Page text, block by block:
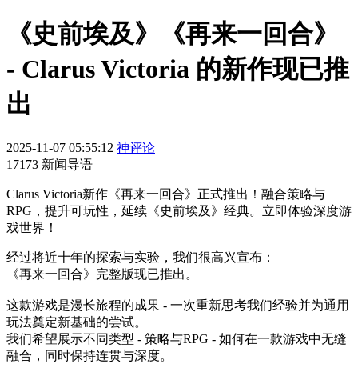
《史前埃及》《再来一回合》
- Clarus Victoria 的新作现已推
出
2025-11-07 05:55:12 神评论
17173 新闻导语
Clarus Victoria新作《再来一回合》正式推出！融合策略与
RPG，提升可玩性，延续《史前埃及》经典。立即体验深度游
戏世界！
经过将近十年的探索与实验，我们很高兴宣布：
《再来一回合》完整版现已推出。
这款游戏是漫长旅程的成果 - 一次重新思考我们经验并为通用
玩法奠定新基础的尝试。
我们希望展示不同类型 - 策略与RPG - 如何在一款游戏中无缝
融合，同时保持连贯与深度。